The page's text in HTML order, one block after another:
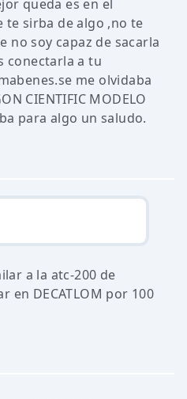
queda es en el
te sirba de algo ,no te
no soy capaz de sacarla
conectarla a tu
me olvidaba
CIENTIFIC MODELO
para algo un saludo.
a la atc-200 de
en DECATLOM por 100